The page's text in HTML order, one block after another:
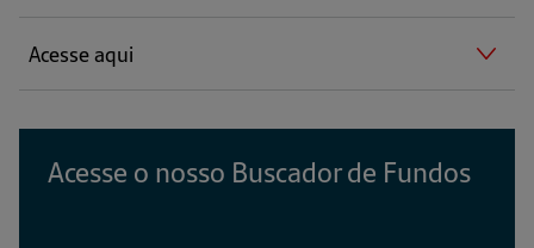
Acesse aqui
Acesse o nosso Buscador de Fundos